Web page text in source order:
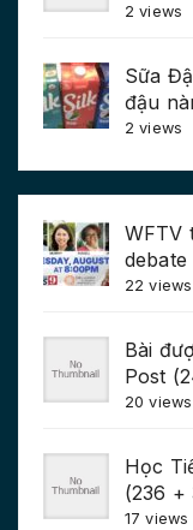
2 views
Sữa
đậu
2 views
WFTV
debate
22 views
Bài
Post
20 views
Học
(236 +
17 views